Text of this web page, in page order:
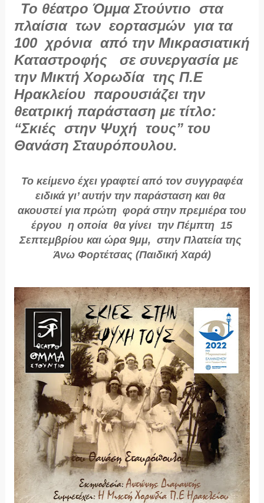
Το θέατρο Όμμα Στούντιο στα
πλαίσια των εορτασμών για τα
100 χρόνια από την Μικρασιατική
Καταστροφής σε συνεργασία με
την Μικτή Χορωδία της Π.Ε
Ηρακλείου παρουσιάζει την
θεατρική παράσταση με τίτλο:
“Σκιές στην Ψυχή τους” του
Θανάση Σταυρόπουλου.
Το κείμενο έχει γραφτεί από τον συγγραφέα
ειδικά γι’ αυτήν την παράσταση και θα
ακουστεί για πρώτη φορά στην πρεμιέρα του
έργου η οποία θα γίνει την Πέμπτη 15
Σεπτεμβρίου και ώρα 9μμ, στην Πλατεία της
Άνω Φορτέτσας (Παιδική Χαρά)